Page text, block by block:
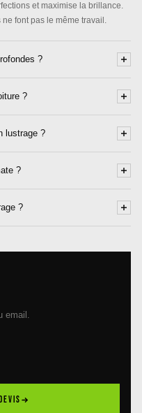
et maximise la brillance.
font pas le même travail.
?
?
lustrage ?
?
?
email.